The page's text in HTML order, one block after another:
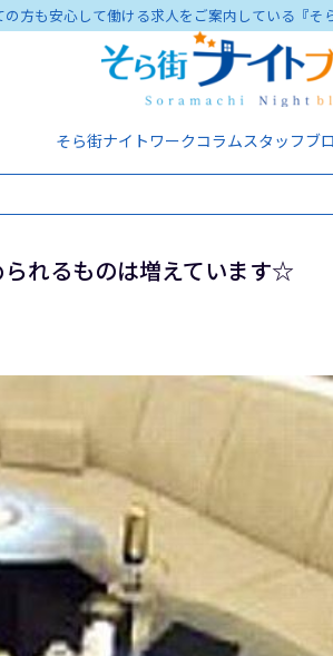
方も安心して働ける求人をご案内している『そ
そら街ナイトワークコラムスタッフブ
られるものは増えています☆